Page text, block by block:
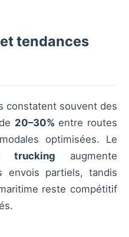
tendances
constatent souvent des
20–30% entre routes
optimisées. Le
trucking augmente
envois partiels, tandis
reste compétitif